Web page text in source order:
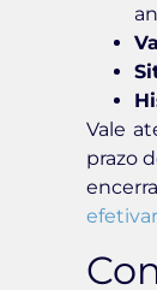
Vale
prazo